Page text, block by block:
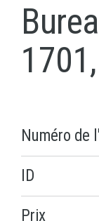
Numéro de
ID
Prix